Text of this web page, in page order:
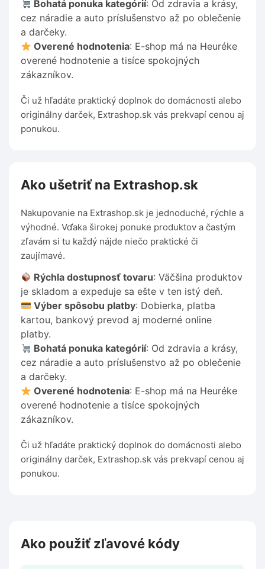
Bohatá ponuka kategórií: Od zdravia a krásy,
cez náradie a auto príslušenstvo až po oblečenie
a darčeky.
Overené hodnotenia: E-shop má na Heuréke
overené hodnotenie a tisíce spokojných
zákazníkov.
Či už hľadáte praktický doplnok do domácnosti alebo
originálny darček, Extrashop.sk vás prekvapí cenou aj
ponukou.
Ako ušetriť na Extrashop.sk
Nakupovanie na Extrashop.sk je jednoduché, rýchle a
výhodné. Vďaka širokej ponuke produktov a častým
zľavám si tu každý nájde niečo praktické či
zaujímavé.
Rýchla dostupnosť tovaru: Väčšina produktov
je skladom a expeduje sa ešte v ten istý deň.
Výber spôsobu platby: Dobierka, platba
kartou, bankový prevod aj moderné online
platby.
Bohatá ponuka kategórií: Od zdravia a krásy,
cez náradie a auto príslušenstvo až po oblečenie
a darčeky.
Overené hodnotenia: E-shop má na Heuréke
overené hodnotenie a tisíce spokojných
zákazníkov.
Či už hľadáte praktický doplnok do domácnosti alebo
originálny darček, Extrashop.sk vás prekvapí cenou aj
ponukou.
Ako použiť zľavové kódy